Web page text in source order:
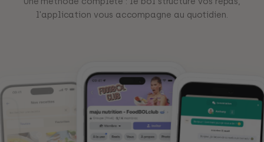
l'application vous accompagne au quotidien.